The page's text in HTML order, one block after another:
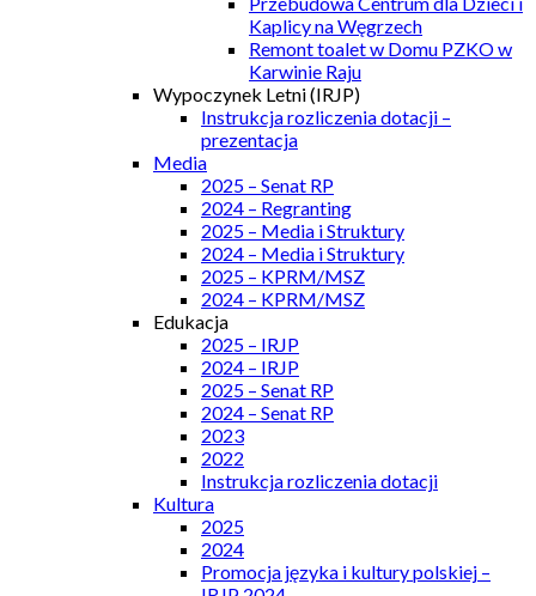
Kaplicy na Węgrzech
Remont toalet w Domu PZKO w
Karwinie Raju
Wypoczynek Letni (IRJP)
Instrukcja rozliczenia dotacji –
prezentacja
Media
2025 – Senat RP
2024 – Regranting
2025 – Media i Struktury
2024 – Media i Struktury
2025 – KPRM/MSZ
2024 – KPRM/MSZ
Edukacja
2025 – IRJP
2024 – IRJP
2025 – Senat RP
2024 – Senat RP
2023
2022
Instrukcja rozliczenia dotacji
Kultura
2025
2024
Promocja języka i kultury polskiej –